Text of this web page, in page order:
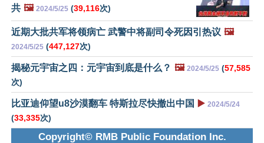
共 🖼️ 2024/5/25 (39,116次)
近期大批共军将领病亡 武警中将副司令死因引热议 🖼️
2024/5/25 (447,127次)
揭秘元宇宙之四：元宇宙到底是什么？ 🖼️ 2024/5/25 (57,585
次)
比亚迪仰望u8沙漠翻车 特斯拉尽快撤出中国 ▶️ 2024/5/24
(33,335次)
Copyright© RMB Public Foundation Inc.